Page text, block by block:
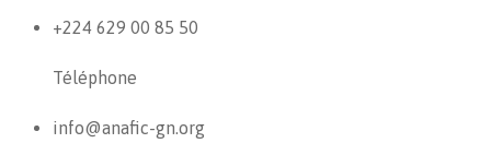
+224 629 00 85 50
Téléphone
info@anafic-gn.org